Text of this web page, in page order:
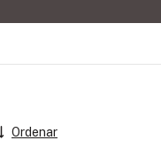
Ordenar